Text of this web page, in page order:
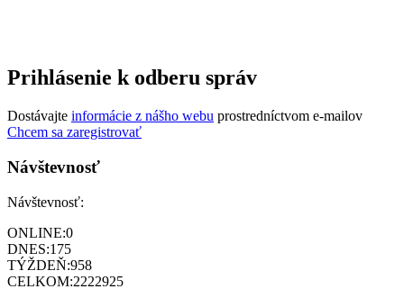
Prihlásenie k odberu správ
Dostávajte informácie z nášho webu prostredníctvom e-mailov
Chcem sa zaregistrovať
Návštevnosť
Návštevnosť:
ONLINE:0
DNES:175
TÝŽDEŇ:958
CELKOM:2222925